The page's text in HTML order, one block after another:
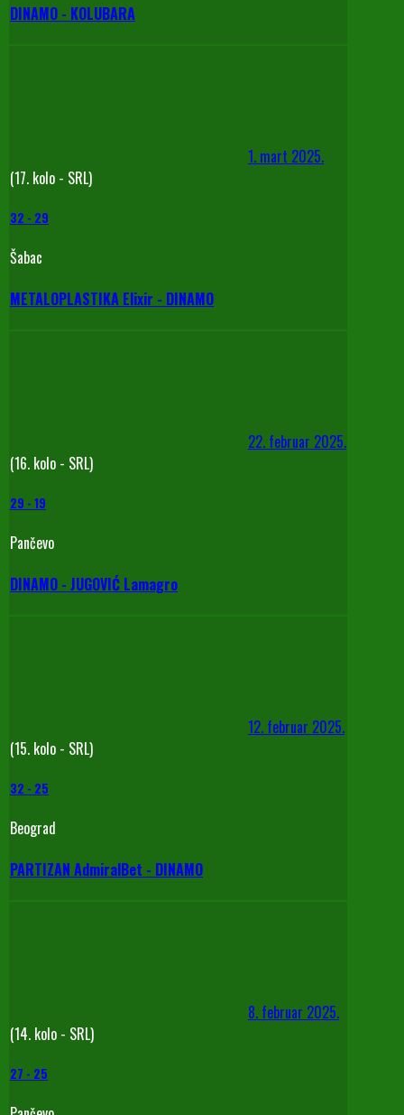
DINAMO - KOLUBARA
1. mart 2025.
(17. kolo - SRL)
32 - 29
Šabac
METALOPLASTIKA Elixir - DINAMO
22. februar 2025.
(16. kolo - SRL)
29 - 19
Pančevo
DINAMO - JUGOVIĆ Lamagro
12. februar 2025.
(15. kolo - SRL)
32 - 25
Beograd
PARTIZAN AdmiralBet - DINAMO
8. februar 2025.
(14. kolo - SRL)
27 - 25